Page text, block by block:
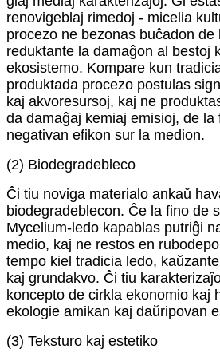
renovigeblaj rimedoj - micelia
procezo ne bezonas buĉadon de
reduktante la damaĝon al bestoj
ekosistemo. Kompare kun
produktada procezo postulas
kaj akvoresursoj, kaj ne
da damaĝaj kemiaj emisioj, de la
negativan efikon sur la medion.
(2) Biodegradebleco
Ĉi tiu noviga materialo ankaŭ
biodegradeblecon. Ĉe la fino de
Mycelium-ledo kapablas putriĝi
medio, kaj ne restos en
tempo kiel tradicia ledo,
kaj grundakvo. Ĉi tiu
koncepto de cirkla ekonomio kaj
ekologie amikan kaj daŭripovan
(3) Teksturo kaj estetiko